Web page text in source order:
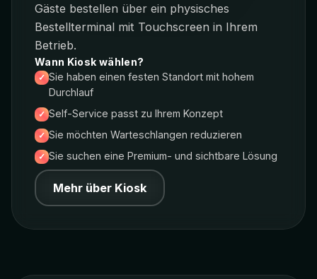
Gäste bestellen über ein physisches
Bestellterminal mit Touchscreen in Ihrem
Betrieb.
Wann Kiosk wählen?
Sie haben einen festen Standort mit hohem
Durchlauf
Self-Service passt zu Ihrem Konzept
Sie möchten Warteschlangen reduzieren
Sie suchen eine Premium- und sichtbare Lösung
Mehr über Kiosk